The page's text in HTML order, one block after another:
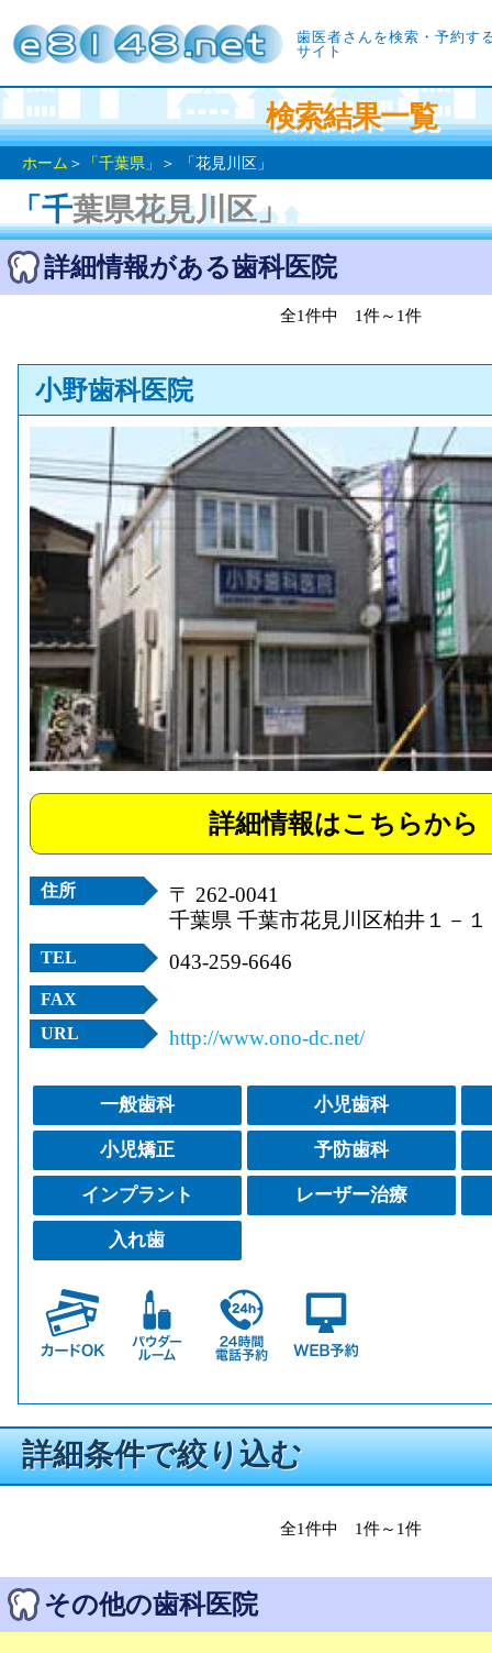
歯医者さんを検索・予約す
サイト
検索結果一覧
ホーム ＞ 「千葉県」 ＞ 「花見川区」
「千葉県花見川区」
詳細情報がある歯科医院
全1件中 1件～1件
小野歯科医院
詳細情報はこちらから
住所
〒 262-0041
千葉県 千葉市花見川区柏井１－
TEL 043-259-6646
FAX
URL
http://www.ono-dc.net/
一般歯科 小児歯科
小児矯正 予防歯科
インプラント レーザー治療
入れ歯
詳細条件で絞り込む
全1件中 1件～1件
その他の歯科医院